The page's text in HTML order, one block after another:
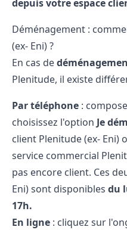
depuis votre espace
Déménagement :
(ex- Eni) ?
En cas de
Plenitude, il existe
Par téléphone :
choisissez l'option Je
client Plenitude (ex- Eni)
service commercial
pas encore client. Ces
Eni) sont disponibles du
17h.
En ligne : cliquez sur